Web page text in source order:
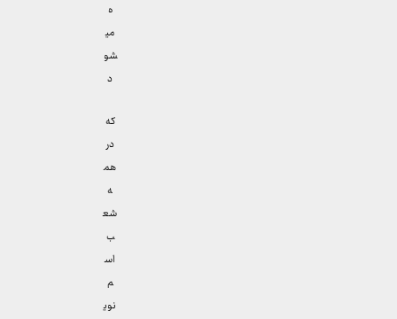
ه
می
شو
د
که
در
هم
ه
شع
ب
اس
م
نوی